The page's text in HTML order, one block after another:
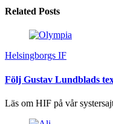
Related Posts
Helsingborgs IF
Följ Gustav Lundblads
Läs om HIF på vår